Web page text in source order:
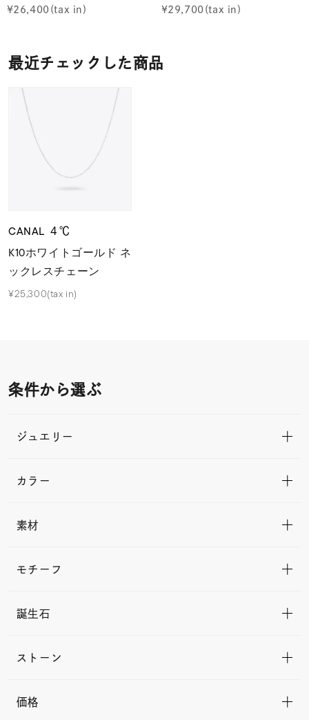
¥26,400 ¥29,700
最近チェックした商品
CANAL ４℃
K10ホワイトゴールド ネ
ックレスチェーン
¥25,300(tax in)
条件から選ぶ
ジュエリー
カラー
素材
モチーフ
誕生石
ストーン
価格